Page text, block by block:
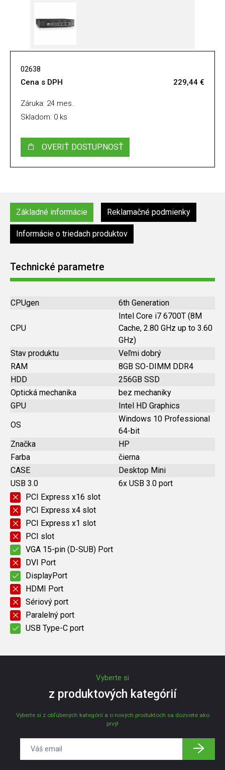
02638
Cena s DPH
229,44 €
Záruka: 24 mes.
Skladom: 0 ks
OVERIŤ DOSTUPNOSŤ
Základné informácie Reklamačné podmienky
Informácie o triedach produktov
Technické parametre
CPUgen 6th Generation
CPU
Intel Core i7 6700T (8M
Cache, 2.80 GHz up to 3.60
GHz)
Stav produktu
Veľmi dobrý
RAM
8GB SO-DIMM DDR4
HDD
256GB SSD
Optická mechanika
bez mechaniky
GPU
Intel HD Graphics
OS
Windows 10 Professional
64-bit
Značka
HP
Farba
čierna
CASE
Desktop Mini
USB 3.0
6x USB 3.0 port
PCI Express x16 slot
PCI Express x4 slot
PCI Express x1 slot
PCI slot
VGA 15-pin (D-SUB) Port
DVI Port
DisplayPort
HDMI Port
Sériový port
Paralelný port
USB Type-C port
Vyberte si
z produktových kategórií
Vyberte si z obľúbených kategórií a o nových produktoch sa dozviete ako
prvý!